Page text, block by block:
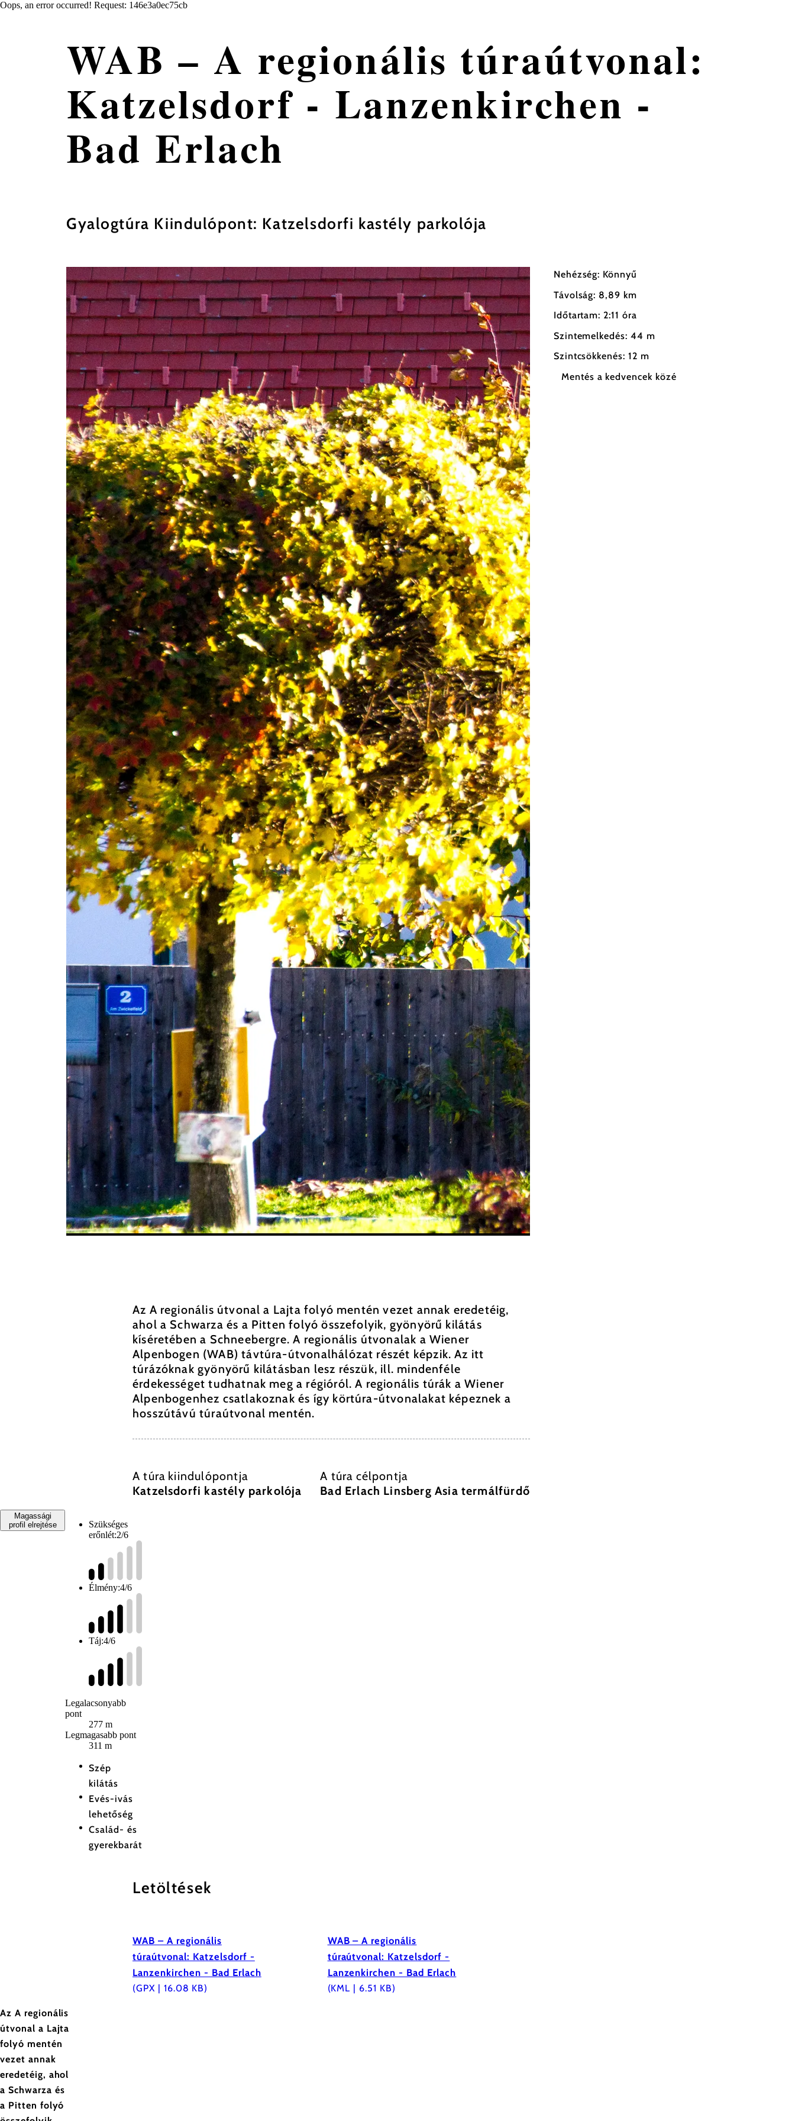
Oops, an error occurred! Request: 146e3a0ec75cb
WAB – A regionális túraútvonal:
Katzelsdorf - Lanzenkirchen -
Bad Erlach
Gyalogtúra Kiindulópont: Katzelsdorfi kastély parkolója
Nehézség: Könnyű
Távolság: 8,89 km
Időtartam: 2:11 óra
Szintemelkedés: 44 m
Szintcsökkenés: 12 m
Mentés a kedvencek közé
Az A regionális útvonal a Lajta folyó mentén vezet annak eredetéig,
ahol a Schwarza és a Pitten folyó összefolyik, gyönyörű kilátás
kíséretében a Schneebergre. A regionális útvonalak a Wiener
Alpenbogen (WAB) távtúra-útvonalhálózat részét képzik. Az itt
túrázóknak gyönyörű kilátásban lesz részük, ill. mindenféle
érdekességet tudhatnak meg a régióról. A regionális túrák a Wiener
Alpenbogenhez csatlakoznak és így körtúra-útvonalakat képeznek a
hosszútávú túraútvonal mentén.
A túra kiindulópontja
Katzelsdorfi kastély parkolója
A túra célpontja
Bad Erlach Linsberg Asia termálfürdő
Magassági
profil elrejtése
Szükséges
erőnlét:2/6
Élmény:4/6
Táj:4/6
Legalacsonyabb
pont
277 m
Legmagasabb pont
311 m
Szép
kilátás
Evés-ivás
lehetőség
Család- és
gyerekbarát
Letöltések
WAB – A regionális
túraútvonal: Katzelsdorf -
Lanzenkirchen - Bad Erlach
(GPX | 16.08 KB)
WAB – A regionális
túraútvonal: Katzelsdorf -
Lanzenkirchen - Bad Erlach
(KML | 6.51 KB)
Az A regionális
útvonal a Lajta
folyó mentén
vezet annak
eredetéig, ahol
a Schwarza és
a Pitten folyó